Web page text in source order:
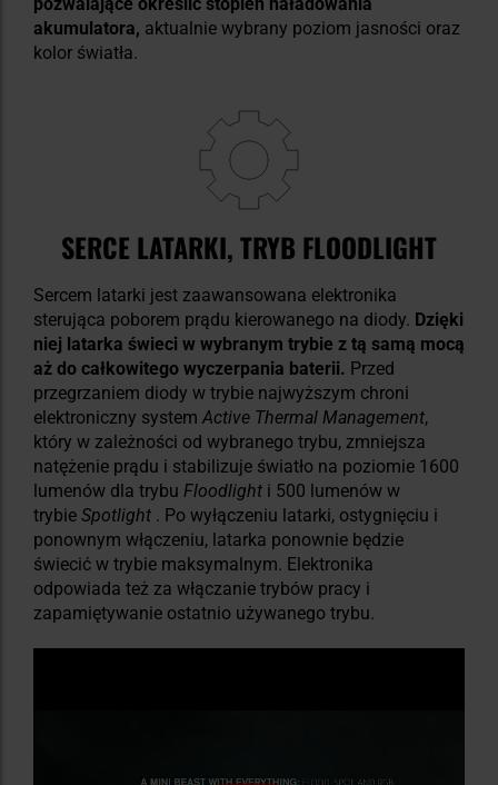
akumulatora, aktualnie wybrany poziom jasności oraz
kolor światła.
SERCE LATARKI, TRYB FLOODLIGHT
Sercem latarki jest zaawansowana elektronika
sterująca poborem prądu kierowanego na diody. Dzięki
niej latarka świeci w wybranym trybie z tą samą mocą
aż do całkowitego wyczerpania baterii. Przed
przegrzaniem diody w trybie najwyższym chroni
elektroniczny system Active Thermal Management,
który w zależności od wybranego trybu, zmniejsza
natężenie prądu i stabilizuje światło na poziomie 1600
lumenów dla trybu Floodlight i 500 lumenów w
trybie Spotlight . Po wyłączeniu latarki, ostygnięciu i
ponownym włączeniu, latarka ponownie będzie
świecić w trybie maksymalnym. Elektronika
odpowiada też za włączanie trybów pracy i
zapamiętywanie ostatnio używanego trybu.